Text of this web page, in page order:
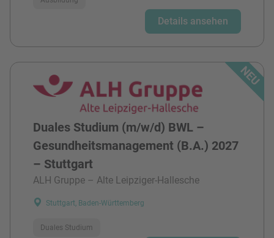
Details ansehen
Duales Studium (m/w/d) BWL –
Gesundheitsmanagement (B.A.) 2027
– Stuttgart
ALH Gruppe – Alte Leipziger-Hallesche
Stuttgart, Baden-Württemberg
Duales Studium